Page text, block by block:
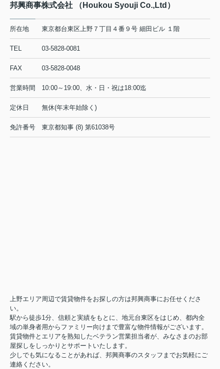
邦興商事株式会社 （Houkou Syouji Co.,Ltd）
所在地 東京都台東区上野７丁目４番９号 細田ビル １階
TEL 03-5828-0081
FAX 03-5828-0048
営業時間 10:00～19:00、水・日・祝は18:00迄
定休日 無休(年末年始除く)
免許番号 東京都知事 (8) 第61038号
上野エリア周辺で賃貸物件をお探しの方は邦興商事にお任せくださ
い。
駅から徒歩1分、信頼と実績をもとに、地元台東区をはじめ、都内全
域の単身者用からファミリー向けまで豊富な物件情報がございます。
賃貸物件とエリアを熟知したベテラン営業担当者が、みなさまのお部
屋探しをしっかりとサポートいたします。
少しでも気になることがあれば、邦興商事のスタッフまでお気軽にご
連絡ください。